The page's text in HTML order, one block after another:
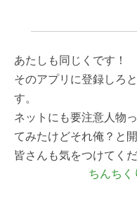
あたしも同じくです！
そのアプリに登録しろ
す。
ネットにも要注意人物
てみたけどそれ俺？と
皆さんも気をつけてくだ
ちんちく